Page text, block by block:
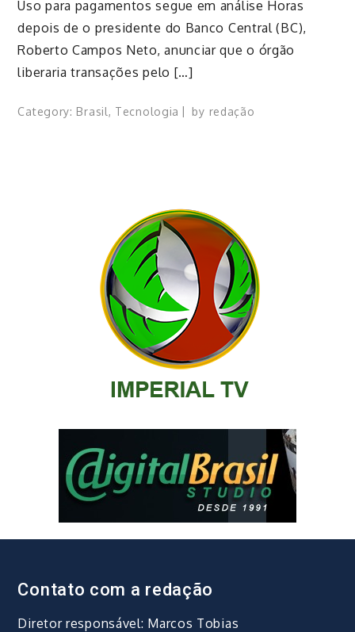
Uso para pagamentos segue em análise Horas
depois de o presidente do Banco Central (BC),
Roberto Campos Neto, anunciar que o órgão
liberaria transações pelo […]
Category: Brasil, Tecnologia by redação
Contato com a redação
Diretor responsável: Marcos Tobias